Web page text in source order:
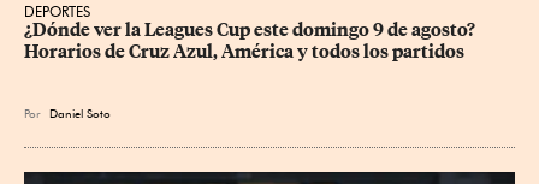
DEPORTES
¿Dónde ver la Leagues Cup este domingo 9 de agosto?
Horarios de Cruz Azul, América y todos los partidos
Por Daniel Soto